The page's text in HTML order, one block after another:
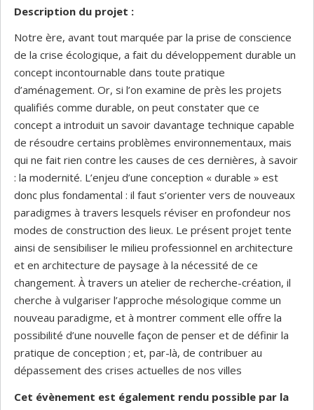
Description du projet :
Notre ère, avant tout marquée par la prise de conscience
de la crise écologique, a fait du développement durable un
concept incontournable dans toute pratique
d’aménagement. Or, si l’on examine de près les projets
qualifiés comme durable, on peut constater que ce
concept a introduit un savoir davantage technique capable
de résoudre certains problèmes environnementaux, mais
qui ne fait rien contre les causes de ces dernières, à savoir
: la modernité. L’enjeu d’une conception « durable » est
donc plus fondamental : il faut s’orienter vers de nouveaux
paradigmes à travers lesquels réviser en profondeur nos
modes de construction des lieux. Le présent projet tente
ainsi de sensibiliser le milieu professionnel en architecture
et en architecture de paysage à la nécessité de ce
changement. À travers un atelier de recherche-création, il
cherche à vulgariser l’approche mésologique comme un
nouveau paradigme, et à montrer comment elle offre la
possibilité d’une nouvelle façon de penser et de définir la
pratique de conception ; et, par-là, de contribuer au
dépassement des crises actuelles de nos villes
Cet évènement est également rendu possible par la